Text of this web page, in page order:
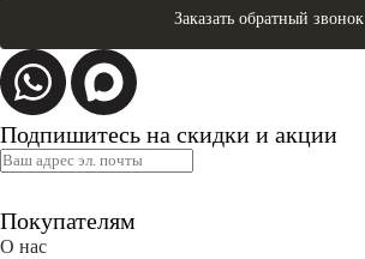
Заказать обратный звонок
Подпишитесь на скидки и акции
Покупателям
О нас